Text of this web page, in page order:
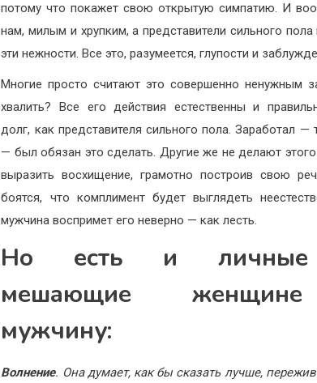
потому что покажет свою открытую симпатию. И
нам, милым и хрупким, а представители сильного
эти нежности. Все это, разумеется, глупости и
Многие просто считают это совершенно ненужным
хвалить? Все его действия естественны и
долг, как представителя сильного пола. Заработал —
— был обязан это сделать. Другие же не делают
выразить восхищение, грамотно построив свою
боятся, что комплимент будет выглядеть
мужчина воспримет его неверно — как лесть.
Но есть и личные
мешающие
мужчину:
Волнение. Она думает, как бы сказать лучше,